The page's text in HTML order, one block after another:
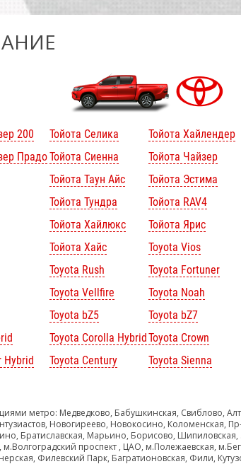
200
Прадо
Hybrid
Тойота Селика
Тойота Сиенна
Тойота Таун Айс
Тойота Тундра
Тойота Хайлюкс
Тойота Хайс
Toyota Rush
Toyota Vellfire
Toyota bZ5
Toyota Corolla Hybrid
Toyota Century
Тойота Хайлендер
Тойота Чайзер
Тойота Эстима
Тойота RAV4
Тойота Ярис
Toyota Vios
Toyota Fortuner
Toyota Noah
Toyota bZ7
Toyota Crown
Toyota Sienna
метро: Медведково, Бабушкинская, Свиблово,
Новогиреево, Новокосино, Коломенская,
Братиславская, Марьино, Борисово, Шипиловская,
проспект , ЦАО, м.Полежаевская,
Филевский Парк, Багратионовская, Фили,